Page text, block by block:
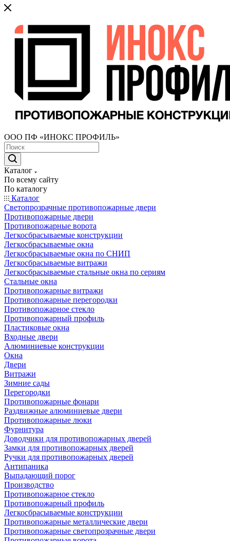
ООО ПФ «ИНОКС ПРОФИЛЬ»
Каталог
По всему сайту
По каталогу
Каталог
Светопрозрачные противопожарные двери
Противопожарные двери
Противопожарные ворота
Легкосбрасываемые конструкции
Легкосбрасываемые окна
Легкосбрасываемые окна по СНИП
Легкосбрасываемые витражи
Легкосбрасываемые стальные окна по сериям
Стальные окна
Противопожарные витражи
Противопожарные перегородки
Противопожарное стекло
Противопожарный профиль
Пластиковые окна
Входные двери
Алюминиевые конструкции
Окна
Двери
Витражи
Зимние сады
Перегородки
Противопожарные фонари
Раздвижные алюминиевые двери
Противопожарные люки
Фурнитура
Доводчики для противопожарных дверей
Замки для противопожарных дверей
Ручки для противопожарных дверей
Антипаника
Выпадающий порог
Производство
Противопожарное стекло
Противопожарный профиль
Легкосбрасываемые конструкции
Противопожарные металлические двери
Противопожарные светопрозрачные двери